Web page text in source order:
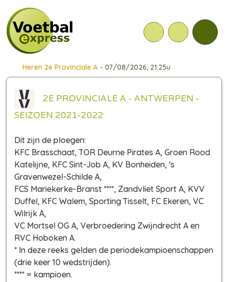
Heren 2e Provinciale A- 07/08/2026, 21:25u
2E PROVINCIALE A - ANTWERPEN -
SEIZOEN 2021-2022
Dit zijn de ploegen:
KFC Brasschaat, TOR Deurne Pirates A, Groen Rood
Katelijne, KFC Sint-Job A, KV Bonheiden, 's
Gravenwezel-Schilde A,
FCS Mariekerke-Branst ****, Zandvliet Sport A, KVV
Duffel, KFC Walem, Sporting Tisselt, FC Ekeren, VC
Wilrijk A,
VC Mortsel OG A, Verbroedering Zwijndrecht A en
RVC Hoboken A.
* In deze reeks gelden de periodekampioenschappen
(drie keer 10 wedstrijden).
**** = kampioen.